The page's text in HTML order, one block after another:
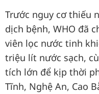
Trước nguy cơ thiếu
dịch bệnh, WHO đã
viên lọc nước tinh
triệu lít nước sạch,
tích lớn để kịp thời
Tĩnh, Nghệ An, Cao